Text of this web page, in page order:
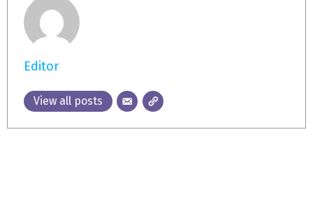
Editor
View all posts